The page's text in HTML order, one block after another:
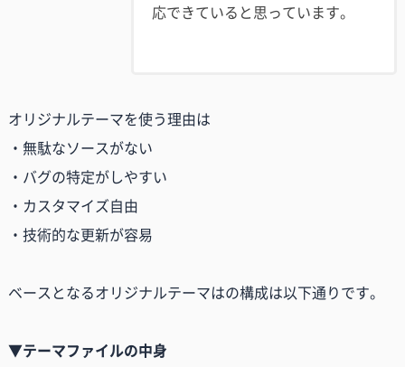
応できていると思っています。
オリジナルテーマを使う理由は
・無駄なソースがない
・バグの特定がしやすい
・カスタマイズ自由
・技術的な更新が容易
ベースとなるオリジナルテーマはの構成は以下通りです。
▼テーマファイルの中身